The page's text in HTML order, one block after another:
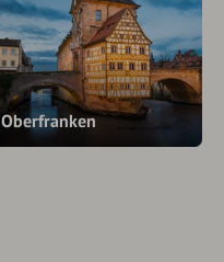
Oberfranken